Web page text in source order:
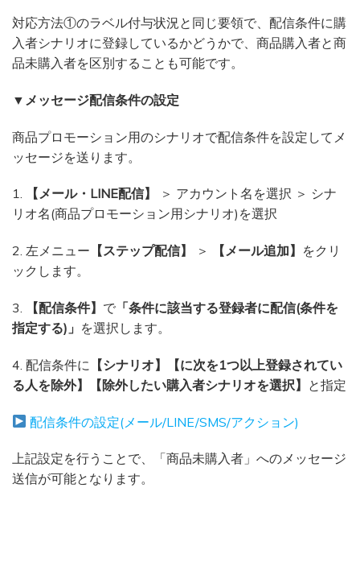
対応方法①のラベル付与状況と同じ要領で、配信条件に購
入者シナリオに登録しているかどうかで、商品購入者と商
品未購入者を区別することも可能です。
▼メッセージ配信条件の設定
商品プロモーション用のシナリオで配信条件を設定してメ
ッセージを送ります。
1. 【メール・LINE配信】
＞ アカウント名を選択 ＞ シナ
リオ名(商品プロモーション用シナリオ)を選択
2. 左メニュー 【ステップ配信】 ＞ 【メール追加】 をクリ
ックします。
3. 【配信条件】 で 「条件に該当する登録者に配信(条件を
指定する)」 を選択します。
4. 配信条件に 【シナリオ】【に次を1つ以上登録されてい
る人を除外】【除外したい購入者シナリオを選択】 と指定
配信条件の設定(メール/LINE/SMS/アクション)
上記設定を行うことで、「商品未購入者」へのメッセージ
送信が可能となります。